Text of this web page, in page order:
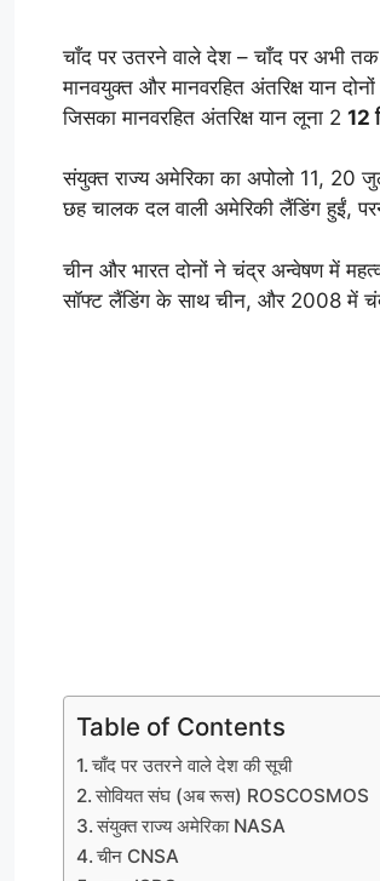
चाँद पर उतरने वाले देश – चाँद पर अभी
मानवयुक्त और मानवरहित अंतरिक्ष यान
जिसका मानवरहित अंतरिक्ष यान लूना 2 12
संयुक्त राज्य अमेरिका का अपोलो 11,
छह चालक दल वाली अमेरिकी लैंडिंग हुईं,
चीन और भारत दोनों ने चंद्र अन्वेषण में
सॉफ्ट लैंडिंग के साथ चीन, और 2008 में
Table of Contents
चाँद पर उतरने वाले देश की सूची
सोवियत संघ (अब रूस) ROSCOSMOS
संयुक्त राज्य अमेरिका NASA
चीन CNSA